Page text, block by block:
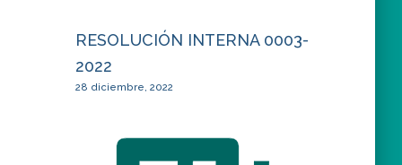
RESOLUCIÓN INTERNA 0003-
2022
28 diciembre, 2022